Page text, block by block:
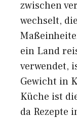
zwischen
wechselt,
ein Land
verwendet,
Gewicht in
Küche ist
da Rezepte